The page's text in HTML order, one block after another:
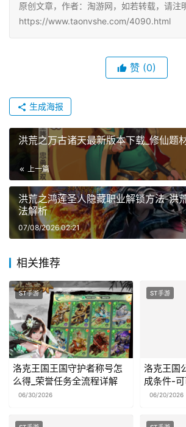
原创文章，作者：淘游网，如若转载，请注
https://www.taonvshe.com/4090.html
赞 (0)
生成海报
洪荒之万古诸天最新版本下载_修仙题
上一篇
洪荒之鸿莲圣人隐藏职业解锁方法-洪
法解析
07/08/2026 02:21
相关推荐
ST手游
洛克王国王国守护者称号怎
么得_荣誉任务全流程详解
06/30/2026
ST手游
洛克王国
成条件-
揭秘
06/20/2026